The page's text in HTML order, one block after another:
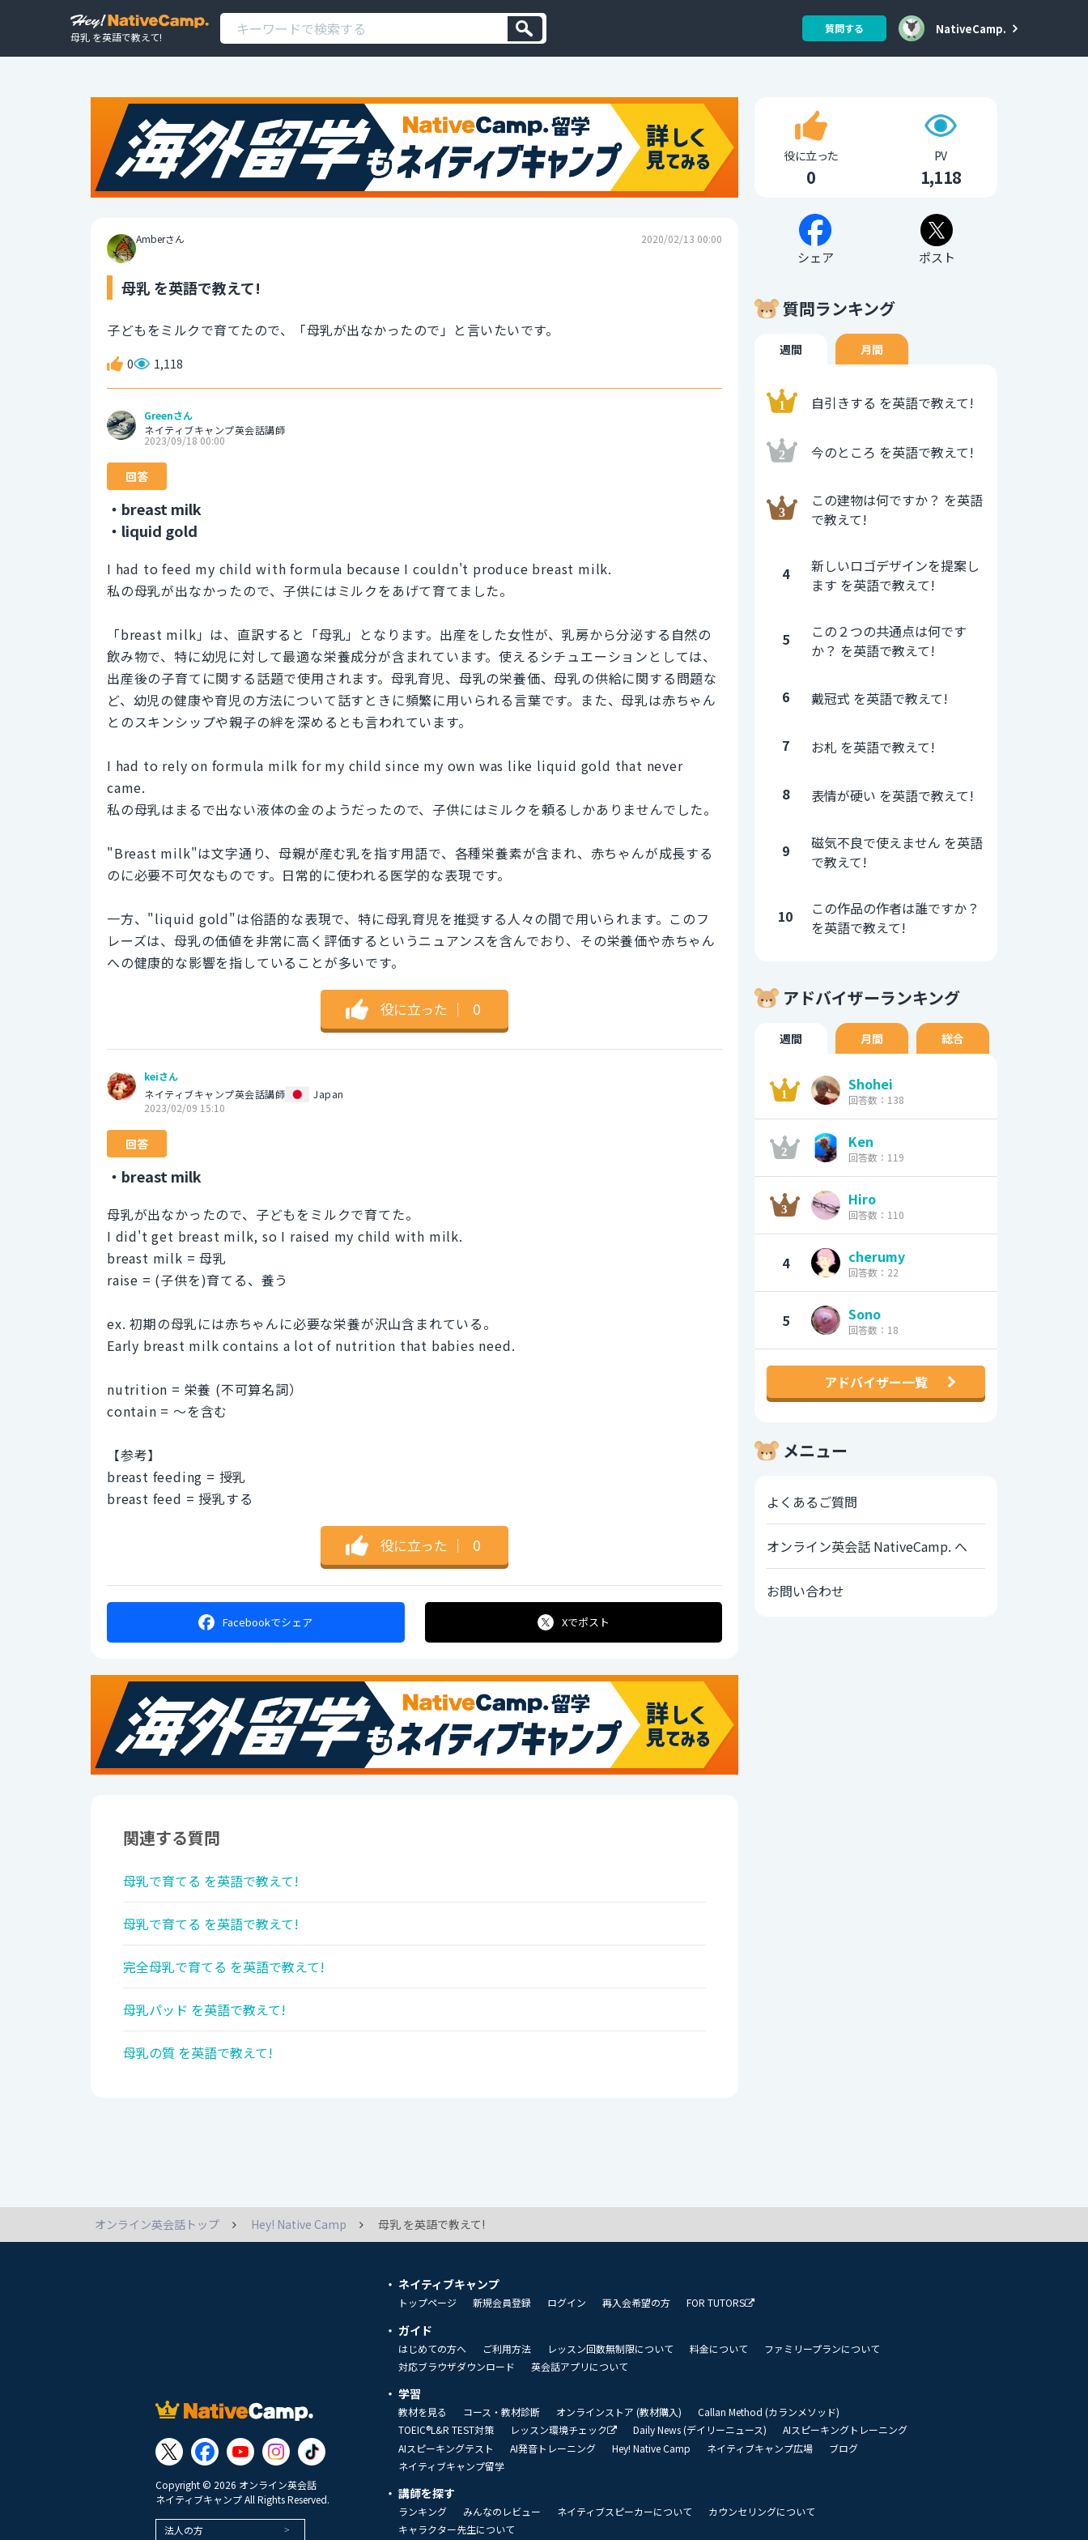
母乳 を英語で教えて!
質問する NativeCamp.
Amberさん 2020/02/13 00:00
母乳 を英語で教えて!
子どもをミルクで育てたので、「母乳が出なかったので」と言いたいです。
0 1,118
Greenさん
ネイティブキャンプ英会話講師
2023/09/18 00:00
回答
・breast milk
・liquid gold
I had to feed my child with formula because I couldn't produce breast milk.
私の母乳が出なかったので、子供にはミルクをあげて育てました。
「breast milk」は、直訳すると「母乳」となります。出産をした女性が、乳房から分泌する自然の
飲み物で、特に幼児に対して最適な栄養成分が含まれています。使えるシチュエーションとしては、
出産後の子育てに関する話題で使用されます。母乳育児、母乳の栄養価、母乳の供給に関する問題な
ど、幼児の健康や育児の方法について話すときに頻繁に用いられる言葉です。また、母乳は赤ちゃん
とのスキンシップや親子の絆を深めるとも言われています。
I had to rely on formula milk for my child since my own was like liquid gold that never
came.
私の母乳はまるで出ない液体の金のようだったので、子供にはミルクを頼るしかありませんでした。
"Breast milk"は文字通り、母親が産む乳を指す用語で、各種栄養素が含まれ、赤ちゃんが成長する
のに必要不可欠なものです。日常的に使われる医学的な表現です。
一方、"liquid gold"は俗語的な表現で、特に母乳育児を推奨する人々の間で用いられます。このフ
レーズは、母乳の価値を非常に高く評価するというニュアンスを含んでおり、その栄養価や赤ちゃん
への健康的な影響を指していることが多いです。
役に立った ｜ 0
keiさん
ネイティブキャンプ英会話講師
Japan
2023/02/09 15:10
回答
・breast milk
母乳が出なかったので、子どもをミルクで育てた。
I did't get breast milk, so I raised my child with milk.
breast milk = 母乳
raise = (子供を)育てる、養う
ex. 初期の母乳には赤ちゃんに必要な栄養が沢山含まれている。
Early breast milk contains a lot of nutrition that babies need.
nutrition = 栄養 (不可算名詞）
contain = ～を含む
【参考】
breast feeding = 授乳
breast feed = 授乳する
役に立った ｜ 0
Facebookでシェア Xでポスト
関連する質問
母乳で育てる を英語で教えて!
母乳で育てる を英語で教えて!
完全母乳で育てる を英語で教えて!
母乳パッド を英語で教えて!
母乳の質 を英語で教えて!
役に立った
0
PV
1,118
シェア ポスト
質問ランキング
週間 月間
自引きする を英語で教えて!
今のところ を英語で教えて!
この建物は何ですか？ を英語
で教えて!
4
新しいロゴデザインを提案し
ます を英語で教えて!
5
この２つの共通点は何です
か？ を英語で教えて!
6 戴冠式 を英語で教えて!
7 お札 を英語で教えて!
8 表情が硬い を英語で教えて!
9
磁気不良で使えません を英語
で教えて!
10
この作品の作者は誰ですか？
を英語で教えて!
アドバイザーランキング
週間 月間 総合
Shohei
回答数：138
Ken
回答数：119
Hiro
回答数：110
4 cherumy
回答数：22
5 Sono
回答数：18
アドバイザー一覧
メニュー
よくあるご質問
オンライン英会話 NativeCamp. へ
お問い合わせ
オンライン英会話トップ Hey! Native Camp 母乳 を英語で教えて!
Copyright © 2026 オンライン英会話
ネイティブキャンプ All Rights Reserved.
法人の方
ネイティブキャンプ
トップページ 新規会員登録 ログイン 再入会希望の方 FOR TUTORS
ガイド
はじめての方へ ご利用方法 レッスン回数無制限について 料金について
ファミリープランについて
対応ブラウザダウンロード
英会話アプリについて
学習
教材を見る コース・教材診断 オンラインストア (教材購入)
Callan Method (カランメソッド)
TOEIC®L&R TEST対策
レッスン環境チェック Daily News (デイリーニュース)
AIスピーキングトレーニング
AIスピーキングテスト
AI発音トレーニング Hey! Native Camp ネイティブキャンプ広場
ブログ
ネイティブキャンプ留学
講師を探す
ランキング みんなのレビュー ネイティブスピーカーについて
カウンセリングについて
キャラクター先生について